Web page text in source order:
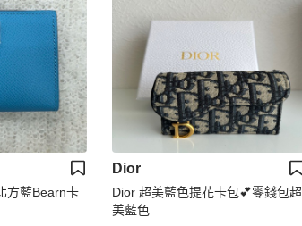
方藍Bearn卡
Dior
Dior 超美藍色提花卡包💕零錢包超
美藍色